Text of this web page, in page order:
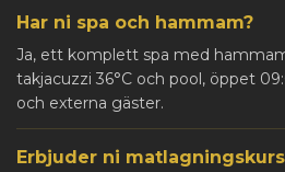
Har ni spa och hammam?
Ja, ett komplett spa med
takjacuzzi 36°C och pool, öppet
och externa gäster.
Erbjuder ni